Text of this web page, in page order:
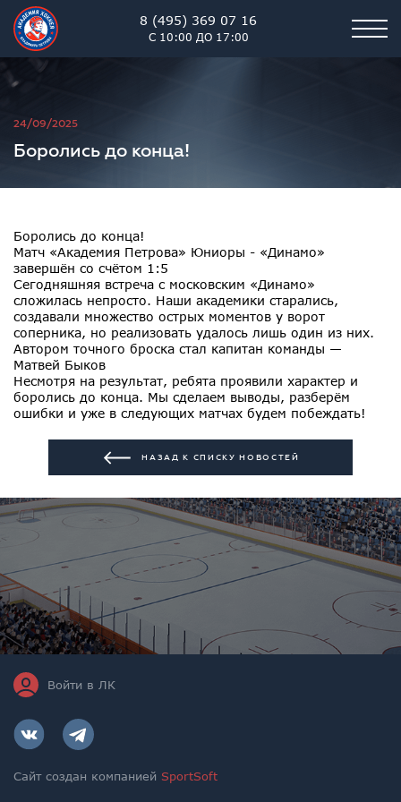
8 (495) 369 07 16
С 10:00 ДО 17:00
Академия хоккея им. В.В.
24/09/2025
Боролись до конца!
Боролись до конца!
Матч «Академия Петрова» Юниоры - «Динамо»
завершён со счётом 1:5
Сегодняшняя встреча с московским «Динамо»
сложилась непросто. Наши академики старались,
создавали множество острых моментов у ворот
соперника, но реализовать удалось лишь один из них.
Автором точного броска стал капитан команды —
Матвей Быков
Несмотря на результат, ребята проявили характер и
боролись до конца. Мы сделаем выводы, разберём
ошибки и уже в следующих матчах будем побеждать!
НАЗАД К СПИСКУ НОВОСТЕЙ
Войти в ЛК
Сайт создан компанией SportSoft